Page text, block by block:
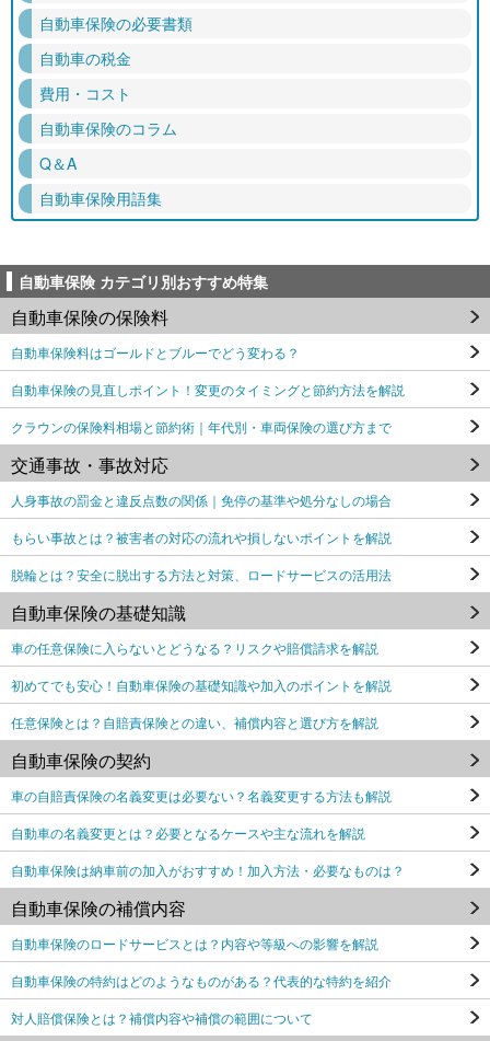
自動車保険の必要書類
自動車の税金
費用・コスト
自動車保険のコラム
Q＆A
自動車保険用語集
自動車保険 カテゴリ別おすすめ特集
自動車保険の保険料
自動車保険料はゴールドとブルーでどう変わる？
自動車保険の見直しポイント！変更のタイミングと節約方法を解説
クラウンの保険料相場と節約術｜年代別・車両保険の選び方まで
交通事故・事故対応
人身事故の罰金と違反点数の関係｜免停の基準や処分なしの場合
もらい事故とは？被害者の対応の流れや損しないポイントを解説
脱輪とは？安全に脱出する方法と対策、ロードサービスの活用法
自動車保険の基礎知識
車の任意保険に入らないとどうなる？リスクや賠償請求を解説
初めてでも安心！自動車保険の基礎知識や加入のポイントを解説
任意保険とは？自賠責保険との違い、補償内容と選び方を解説
自動車保険の契約
車の自賠責保険の名義変更は必要ない？名義変更する方法も解説
自動車の名義変更とは？必要となるケースや主な流れを解説
自動車保険は納車前の加入がおすすめ！加入方法・必要なものは？
自動車保険の補償内容
自動車保険のロードサービスとは？内容や等級への影響を解説
自動車保険の特約はどのようなものがある？代表的な特約を紹介
対人賠償保険とは？補償内容や補償の範囲について